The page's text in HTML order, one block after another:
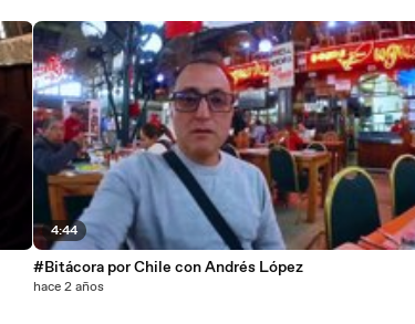
4:44
#Bitácora por Chile con Andrés López
hace 2 años